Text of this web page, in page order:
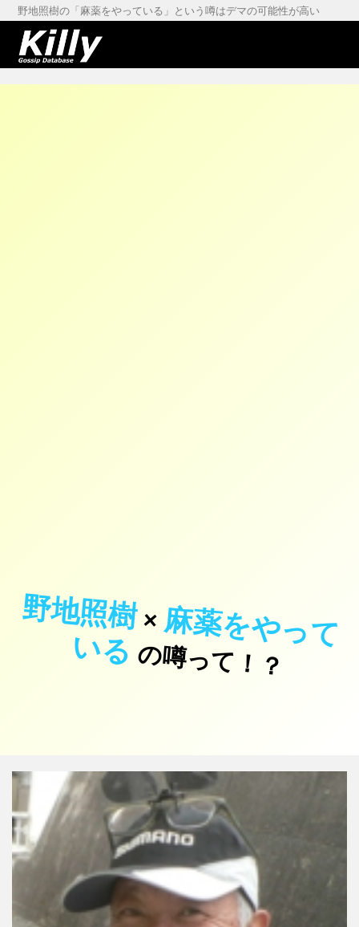
野地照樹の「麻薬をやっている」という噂はデマの可能性が高い
野地照樹× 麻
薬
を
や
っ
て
い
る の噂って！？